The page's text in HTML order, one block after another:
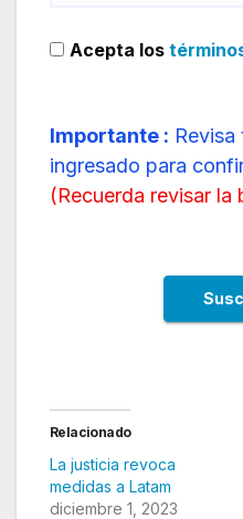
Acepta los
Importante :
ingresado para
(Recuerda revisar la
Relacionado
La justicia revoca
medidas a Latam
diciembre 1, 2023